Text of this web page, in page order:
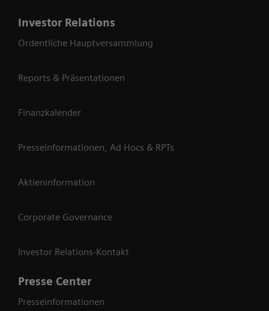
Investor Relations
Ordentliche Hauptversammlung
Reports & Präsentationen
Finanzkalender
Presseinformationen, Ad Hocs & RPTs
Aktieninformation
Corporate Governance
Investor Relations-Kontakt
Presse Center
Presseinformationen